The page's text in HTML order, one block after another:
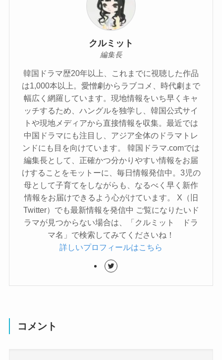
クルミット
編集長
韓国ドラマ歴20年以上、これまでに視聴した作品
は1,000本以上。愛憎劇からラブコメ、時代劇まで
幅広く網羅しています。現地情報をいち早くキャ
ッチするため、ハングルを独学し、韓国公式サイ
トや現地メディアから直接情報を収集。最近では
中国ドラマにも注目し、アジア全体のドラマトレ
ンドにも目を向けています。 韓国ドラマ.comでは
編集長として、正確かつ分かりやすい情報をお届
けすることをモットーに、毎日情報発信中。3児の
母として子育てをしながらも、なるべく早く新作
情報をお届けできるよう心がけています。 X（旧
Twitter）でも最新情報を発信中 ご覧になりたいド
ラマが見つからない場合は、「クルミット ドラ
マ名」で検索してみてくださいね！
詳しいプロフィールはこちら
コメント